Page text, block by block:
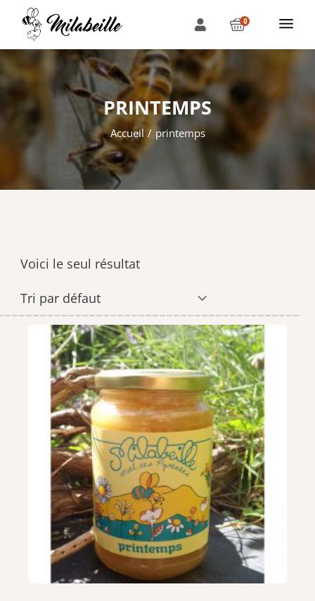
0
PRINTEMPS
Accueil printemps
Voici le seul résultat
Tri par défaut